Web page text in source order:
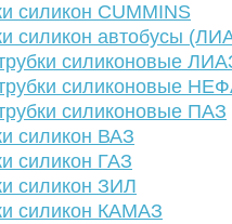
силикон CUMMINS
силикон автобусы
силиконовые
силиконовые
силиконовые ПАЗ
силикон ВАЗ
силикон ГАЗ
силикон ЗИЛ
силикон КАМАЗ